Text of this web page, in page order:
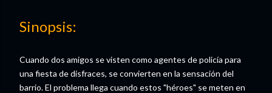
Sinopsis:
Cuando dos amigos se visten como agentes de policía para
una fiesta de disfraces, se convierten en la sensación del
barrio. El problema llega cuando estos "héroes" se meten en